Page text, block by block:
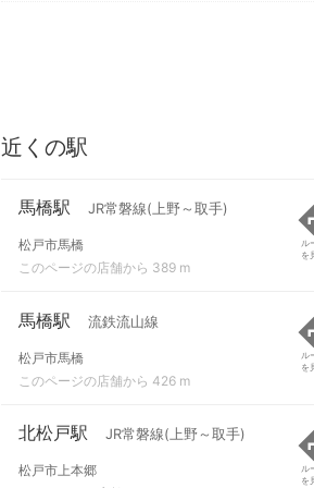
近くの駅
馬橋駅 JR常磐線(上野～取手)
松戸市馬橋
このページの店舗から 389 m
ル
を
馬橋駅 流鉄流山線
松戸市馬橋
このページの店舗から 426 m
ル
を
北松戸駅 JR常磐線(上野～取手)
松戸市上本郷
ル
を